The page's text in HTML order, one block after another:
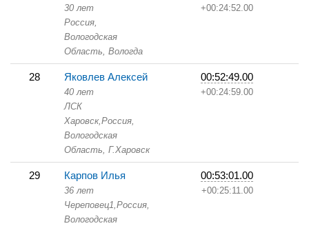
30 лет
Россия,
Вологодская
Область, Вологда
+00:24:52.00
28 Яковлев Алексей
40 лет
ЛСК
Харовск,Россия,
Вологодская
Область, Г.Харовск
00:52:49.00
+00:24:59.00
29 Карпов Илья
36 лет
Череповец1,Россия,
Вологодская
00:53:01.00
+00:25:11.00